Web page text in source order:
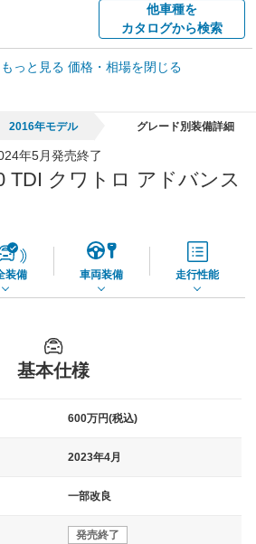
他車種を
カタログから検索
車買取相場
っと見る 価格・相場を閉じる
2016年モデル グレード別装備詳細
年5月発売終了
TDI クワトロ アドバンス
装備 車両装備 走行性能
基本仕様
600万円(税込)
2023年4月
一部改良
発売終了